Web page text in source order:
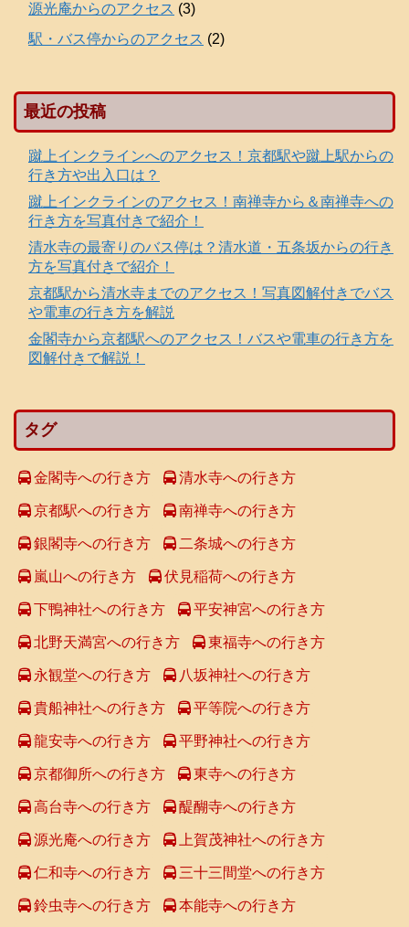
源光庵からのアクセス (3)
駅・バス停からのアクセス (2)
最近の投稿
蹴上インクラインへのアクセス！京都駅や蹴上駅からの
行き方や出入口は？
蹴上インクラインのアクセス！南禅寺から＆南禅寺への
行き方を写真付きで紹介！
清水寺の最寄りのバス停は？清水道・五条坂からの行き
方を写真付きで紹介！
京都駅から清水寺までのアクセス！写真図解付きでバス
や電車の行き方を解説
金閣寺から京都駅へのアクセス！バスや電車の行き方を
図解付きで解説！
タグ
金閣寺への行き方 清水寺への行き方
京都駅への行き方 南禅寺への行き方
銀閣寺への行き方 二条城への行き方
嵐山への行き方 伏見稲荷への行き方
下鴨神社への行き方 平安神宮への行き方
北野天満宮への行き方 東福寺への行き方
永観堂への行き方 八坂神社への行き方
貴船神社への行き方 平等院への行き方
龍安寺への行き方 平野神社への行き方
京都御所への行き方 東寺への行き方
高台寺への行き方 醍醐寺への行き方
源光庵への行き方 上賀茂神社への行き方
仁和寺への行き方 三十三間堂への行き方
鈴虫寺への行き方 本能寺への行き方